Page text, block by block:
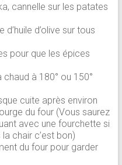
cannelle sur les patates
d’olive sur tous
pour que les épices
à 180° ou 150°
cuite après environ
du four (Vous saurez
avec une fourchette si
chair c’est bon)
du four pour garder